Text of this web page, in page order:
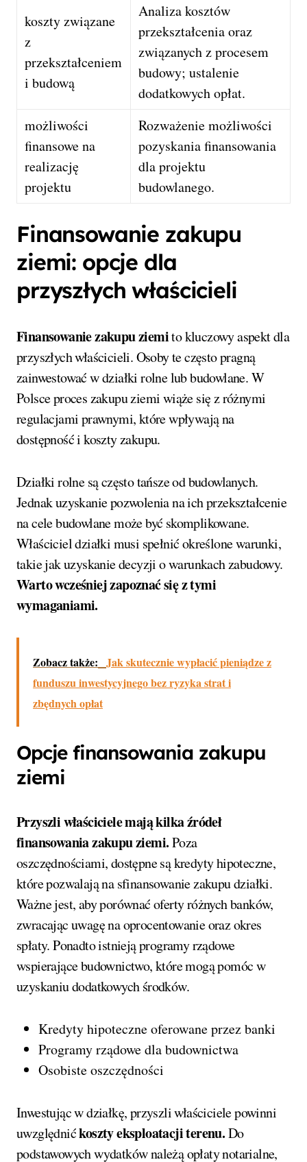
koszty związane
z
przekształceniem
i budową
Analiza kosztów
przekształcenia oraz
związanych z procesem
budowy; ustalenie
dodatkowych opłat.
możliwości
finansowe na
realizację
projektu
Rozważenie możliwości
pozyskania finansowania
dla projektu
budowlanego.
Finansowanie zakupu
ziemi: opcje dla
przyszłych właścicieli
Finansowanie zakupu ziemito kluczowy aspekt dla
przyszłych właścicieli. Osoby te często pragną
zainwestować w działki rolne lub budowlane. W
Polsce proces zakupu ziemi wiąże się z różnymi
regulacjami prawnymi, które wpływają na
dostępność i koszty zakupu.
Działki rolne są często tańsze od budowlanych.
Jednak uzyskanie pozwolenia na ich przekształcenie
na cele budowlane może być skomplikowane.
Właściciel działki musi spełnić określone warunki,
takie jak uzyskanie decyzji o warunkach zabudowy.
Warto wcześniej zapoznać się z tymi
wymaganiami.
Zobacz także: Jak skutecznie wypłacić pieniądze z
funduszu inwestycyjnego bez ryzyka strat i
zbędnych opłat
Opcje finansowania zakupu
ziemi
Przyszli właściciele mają kilka źródeł
finansowania zakupu ziemi.Poza
oszczędnościami, dostępne są kredyty hipoteczne,
które pozwalają na sfinansowanie zakupu działki.
Ważne jest, aby porównać oferty różnych banków,
zwracając uwagę na oprocentowanie oraz okres
spłaty. Ponadto istnieją programy rządowe
wspierające budownictwo, które mogą pomóc w
uzyskaniu dodatkowych środków.
Kredyty hipoteczne oferowane przez banki
Programy rządowe dla budownictwa
Osobiste oszczędności
Inwestując w działkę, przyszli właściciele powinni
uwzględnićkoszty eksploatacji terenu.Do
podstawowych wydatków należą opłaty notarialne,